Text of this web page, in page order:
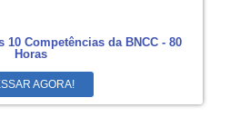
10 Competências da BNCC - 80
Horas
AGORA!